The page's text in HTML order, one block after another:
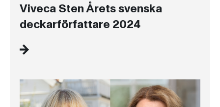
Viveca Sten Årets svenska
deckarförfattare 2024